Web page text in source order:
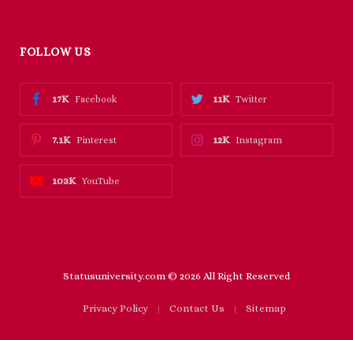
FOLLOW US
Facebook
17K Twitter
11K
Pinterest
7.1K Instagram
12K
YouTube
103K
Statusuniversity.com © 2026 All Right Reserved
Privacy Policy Contact Us Sitemap